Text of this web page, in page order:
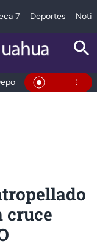
7 Deportes
Espectáculos
En Vivo
cruce